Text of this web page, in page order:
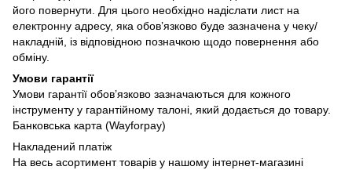
його повернути. Для цього необхідно надіслати лист на
електронну адресу, яка обов’язково буде зазначена у чеку/
накладній, із відповідною позначкою щодо повернення або
обміну.
Умови гарантії
Умови гарантії обов’язково зазначаються для кожного
інструменту у гарантійному талоні, який додається до товару.
Банковська карта (Wayforpay)
Накладений платіж
На весь асортимент товарів у нашому інтернет-магазині